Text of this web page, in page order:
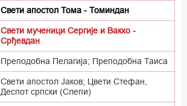
Свети апостол Тома - Томиндан
Свети мученици Сергије и Вакхо -
Срђевдан
Преподобна Пелагија; Преподобна Таиса
Свети апостол Јаков; Цвети Стефан,
Деспот српски (Слепи)